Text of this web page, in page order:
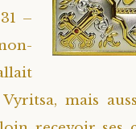
–
mais